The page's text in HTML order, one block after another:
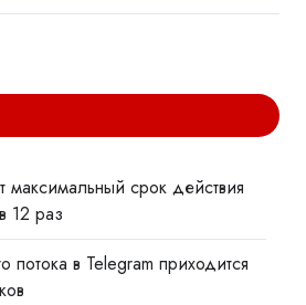
максимальный срок действия
12 раз
потока в Telegram приходится